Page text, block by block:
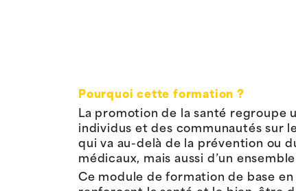
Pourquoi cette formation ?
La promotion de la santé regroupe
individus et des communautés sur
qui va au-delà de la prévention ou
médicaux, mais aussi d’un
Ce module de formation de base